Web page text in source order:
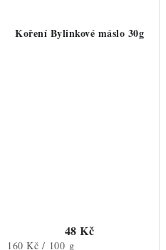
Koření Bylinkové máslo 30g
48 Kč
Měrná
160 Kč / 100 g